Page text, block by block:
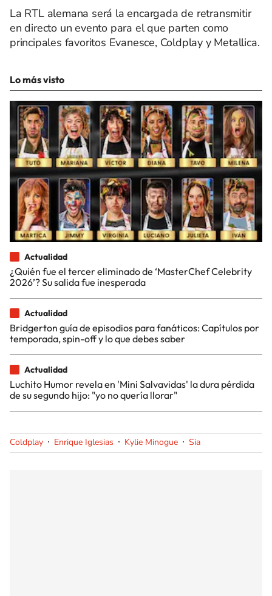
La RTL alemana será la encargada de retransmitir
en directo un evento para el que parten como
principales favoritos Evanesce, Coldplay y Metallica.
Lo más visto
Actualidad
¿Quién fue el tercer eliminado de ‘MasterChef Celebrity
2026’? Su salida fue inesperada
Actualidad
Bridgerton guía de episodios para fanáticos: Capítulos por
temporada, spin-off y lo que debes saber
Actualidad
Luchito Humor revela en 'Mini Salvavidas' la dura pérdida
de su segundo hijo: "yo no quería llorar"
Coldplay Enrique Iglesias Kylie Minogue Sia